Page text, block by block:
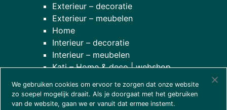
Exterieur – decoratie
Exterieur – meubelen
Home
Interieur – decoratie
Interieur – meubelen
Kati – Home & deco | webshop
over onze winkel
We gebruiken cookies om ervoor te zorgen dat onze website
zo soepel mogelijk draait. Als je doorgaat met het gebruiken
van de website, gaan we er vanuit dat ermee instemt.